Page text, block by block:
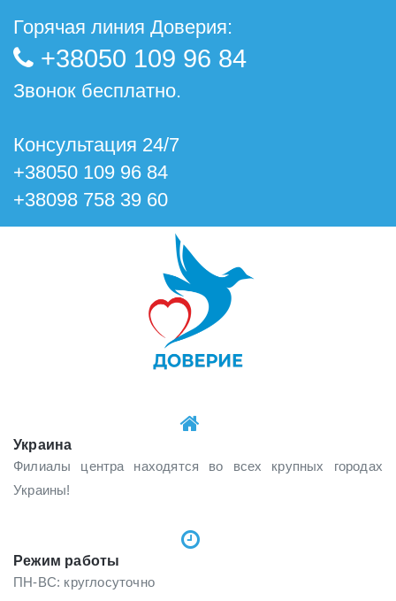
Горячая линия Доверия:
+38050 109 96 84
Звонок бесплатно.
Консультация 24/7
+38050 109 96 84
+38098 758 39 60
Украина
Филиалы центра находятся во всех крупных городах
Украины!
Режим работы
ПН-ВС: круглосуточно